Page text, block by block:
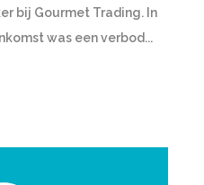
bij Gourmet Trading. In
was een verbod...